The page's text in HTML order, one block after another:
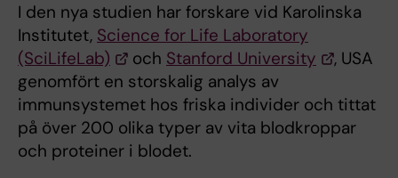
I den nya studien har forskare vid Karolinska
Institutet, Science for Life Laboratory
(SciLifeLab)
och Stanford University
, USA
genomfört en storskalig analys av
immunsystemet hos friska individer och tittat
på över 200 olika typer av vita blodkroppar
och proteiner i blodet.